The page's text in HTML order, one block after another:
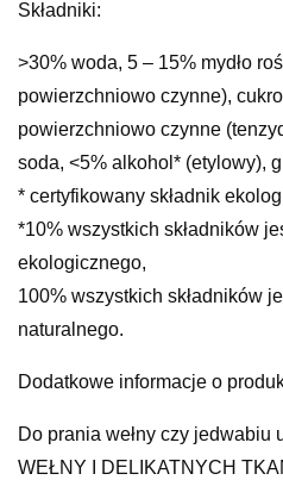
Składniki:
>30% woda, 5 – 15% mydło
powierzchniowo czynne),
powierzchniowo czynne
soda, <5% alkohol* (etylowy),
* certyfikowany składnik
*10% wszystkich składników
ekologicznego,
100% wszystkich składników
naturalnego.
Dodatkowe informacje o
Do prania wełny czy jedwabiu
WEŁNY I DELIKATNYCH